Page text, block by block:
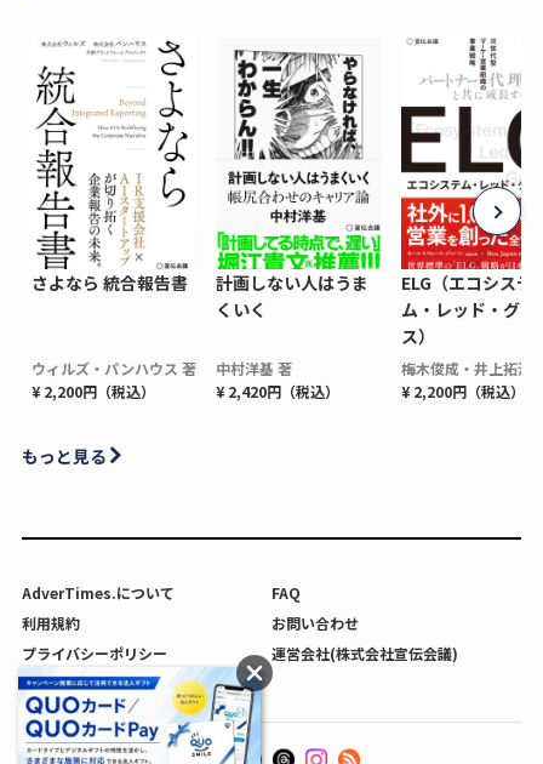
さよなら 統合報告書
ウィルズ・パンハウス 著
¥ 2,200円（税込）
計画しない人はうま
くいく
中村洋基 著
¥ 2,420円（税込）
ELG（エコシステ
ム・レッド・グロ
ス）
梅木俊成・井上拓海
¥ 2,200円（税込）
もっと見る
AdverTimes.について
FAQ
利用規約
お問い合わせ
プライバシーポリシー
運営会社(株式会社宣伝会議)
利用者情報の外部送信について